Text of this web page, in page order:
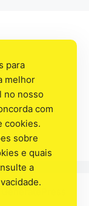
para
melhor
no nosso
com
cookies.
sobre
e quais
a